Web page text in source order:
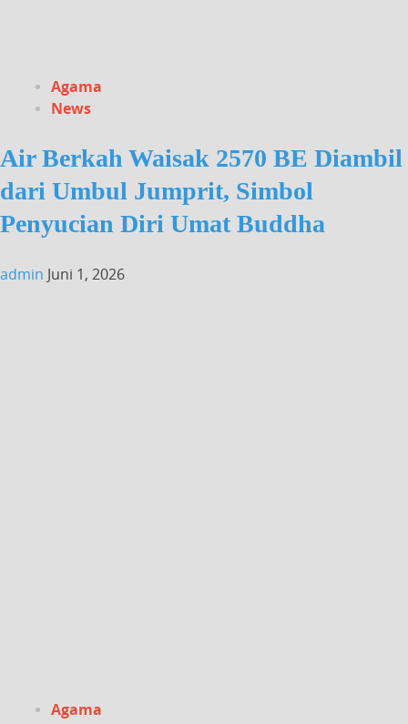
Agama
News
Air Berkah Waisak 2570 BE Diambil
dari Umbul Jumprit, Simbol
Penyucian Diri Umat Buddha
admin Juni 1, 2026
Agama